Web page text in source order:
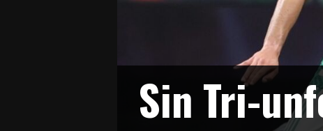
Sin Tri-